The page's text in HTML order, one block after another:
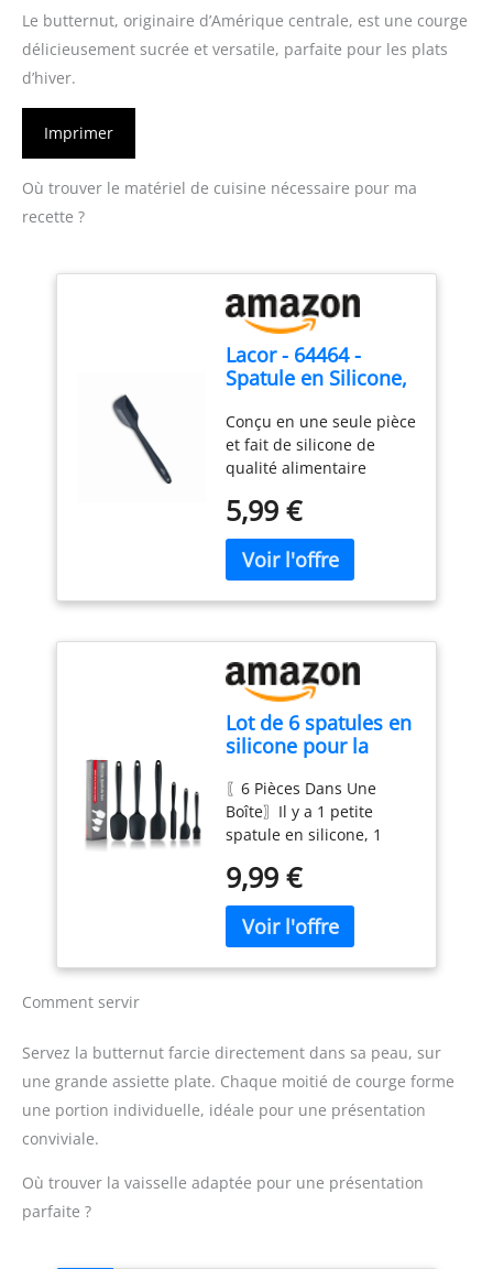
Le butternut, originaire d’Amérique centrale, est une courge
délicieusement sucrée et versatile, parfaite pour les plats
d’hiver.
Imprimer
Où trouver le matériel de cuisine nécessaire pour ma
recette ?
Lacor - 64464 -
Spatule en Silicone,
Écologique, Sans
BPA, Antiadhésif,
Résistant à la
Chaleur, Lave-
vaisselle sûr, 27,5
cm, Noir.
Conçu en une seule pièce
et fait de silicone de
qualité alimentaire
plus haute qualité et
exempt de BPA. Noyau
métallique intérieur pour
une résistance
supplémentaire, sans
températures élevées.
Poignée ergonomique
douce au toucher et
antidérapant. Conçu
articles de cuisine
antiadhésive, tels que les
casseroles ou les
pas le produit. Il y a un
trou suspendu. Convient
au lave-vaisselle.
Mesures: 27.5cm.
5,99 €
Lot de 6 spatules en
silicone pour la
et le mélange,
spatule en
caoutchouc anti-
adhésif résistant à
la chaleur de 250 °C
(noir)
〖6 Pièces Dans Une
Boîte〗Il y a 1 petite
spatule en silicone, 1
silicone noire, 1 petite
cuillère, 1 grande spatule
en caoutchouc, 1 brosse
à pâtisserie en
caoutchouc, 1 spatule en
vos différents besoins de
cuisine, de cuisson et
d’agitation. Elle
deviendra votre aide
la joie de cuisiner.
9,99 €
Comment servir
Servez la butternut farcie directement dans sa peau, sur
une grande assiette plate. Chaque moitié de courge forme
une portion individuelle, idéale pour une présentation
conviviale.
Où trouver la vaisselle adaptée pour une présentation
parfaite ?